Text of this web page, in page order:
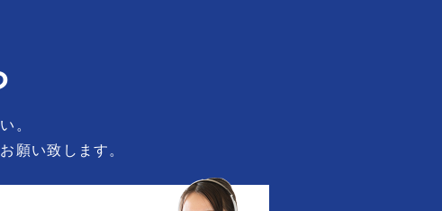
。
願い致します。